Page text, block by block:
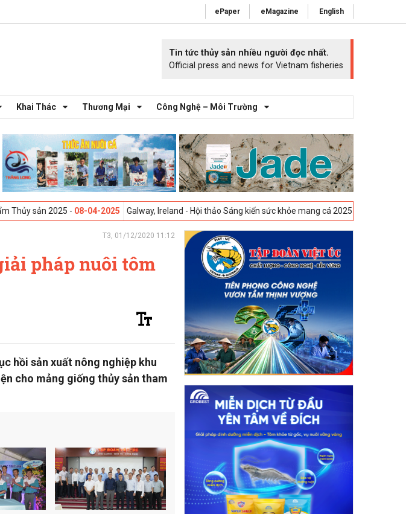
ePaper eMagazine English
Tin tức thủy sản nhiều người đọc nhất.
Official press and news for Vietnam fisheries
Khai Thác Thương Mại Công Nghệ – Môi Trường
-08-04-2025 Galway, Ireland - Hội thảo Sáng kiến sức khỏe mang cá 2025 -23-04-2025 Vigo, Tây
T3, 01/12/2020 11:12
pháp nuôi tôm
hồi sản xuất nông nghiệp khu
cho mảng giống thủy sản tham